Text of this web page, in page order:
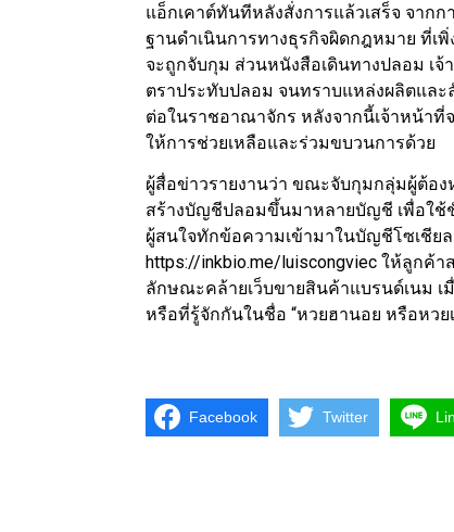
แอ็กเคาต์ทันทีหลังสั่งการแล้วเสร็จ จาก
ฐานดำเนินการทางธุรกิจผิดกฎหมาย ที่เพิ่
จะถูกจับกุม ส่วนหนังสือเดินทางปลอม เ
ตราประทับปลอม จนทราบแหล่งผลิตแล
ต่อในราชอาณาจักร หลังจากนี้เจ้าหน้า
ให้การช่วยเหลือและร่วมขบวนการด้วย
ผู้สื่อข่าวรายงานว่า ขณะจับกุมกลุ่มผู้ต้อ
สร้างบัญชีปลอมขึ้นมาหลายบัญชี เพื่อใ
ผู้สนใจทักข้อความเข้ามาในบัญชีโซเชีย
https://inkbio.me/luiscongviec ให้ลูกค้
ลักษณะคล้ายเว็บขายสินค้าแบรนด์เนม เ
หรือที่รู้จักกันในชื่อ “หวยฮานอย หรือหวย
Facebook Twitter